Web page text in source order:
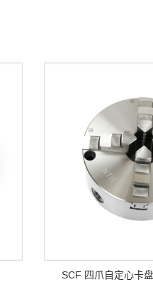
SCF 四爪自定心卡